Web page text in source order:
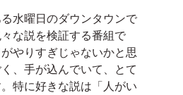
水曜日のダウンタウンで
な説を検証する番組で
やりすぎじゃないかと思
、手が込んでいて、とて
特に好きな説は「人がい